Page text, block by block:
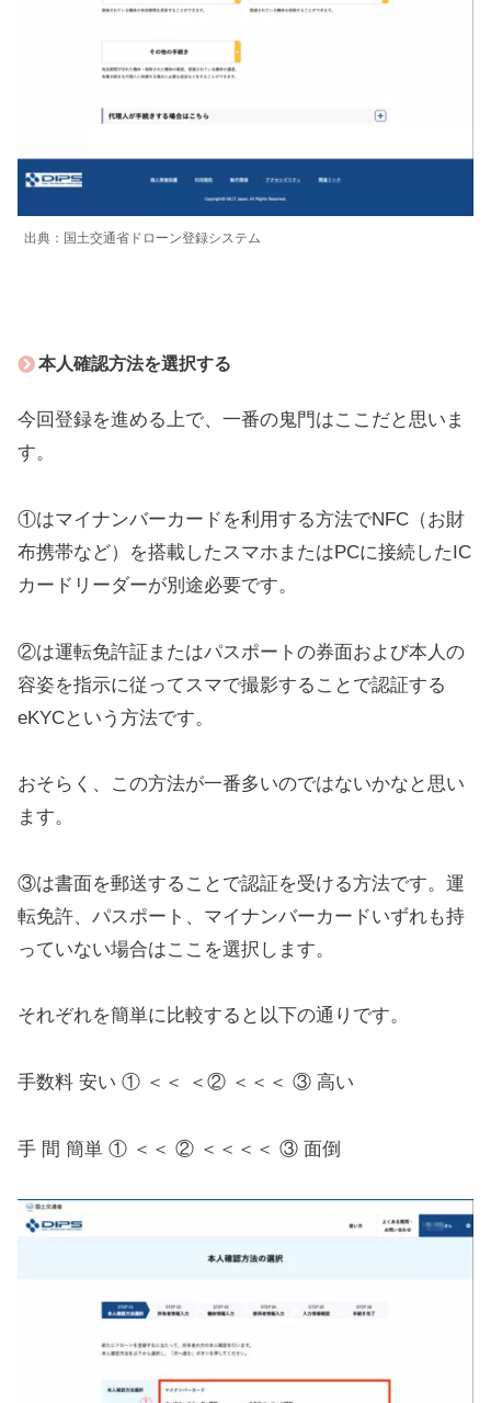
出典：国土交通省ドローン登録システム
本人確認方法を選択する
今回登録を進める上で、一番の鬼門はここだと思いま
す。
①はマイナンバーカードを利用する方法でNFC（お財
布携帯など）を搭載したスマホまたはPCに接続したIC
カードリーダーが別途必要です。
②は運転免許証またはパスポートの券面および本人の
容姿を指示に従ってスマで撮影することで認証する
eKYCという方法です。
おそらく、この方法が一番多いのではないかなと思い
ます。
③は書面を郵送することで認証を受ける方法です。運
転免許、パスポート、マイナンバーカードいずれも持
っていない場合はここを選択します。
それぞれを簡単に比較すると以下の通りです。
手数料 安い ① ＜＜ ＜② ＜＜＜ ③ 高い
手 間 簡単 ① ＜＜ ② ＜＜＜＜ ③ 面倒